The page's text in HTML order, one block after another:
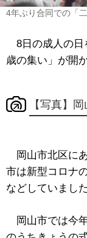
4年ぶり合同での「
8日の成人の日
歳の集い」が開
【写真】
岡山市北区に
市は新型コロナ
などしていまし
岡山市では今